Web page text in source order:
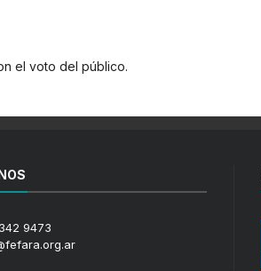
el voto del público.
9473